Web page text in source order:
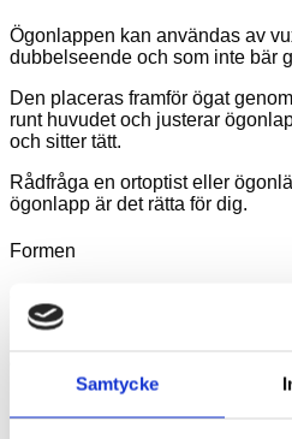
Samtycke
Ögonlappen kan användas av
dubbelseende och som inte bär
Den placeras framför ögat
runt huvudet och justerar
och sitter tätt.
Rådfråga en ortoptist eller
ögonlapp är det rätta för dig.
Formen
luftrum för ögat / ögonfransarna.